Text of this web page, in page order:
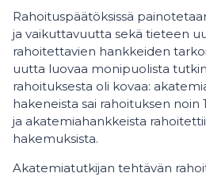
Rahoituspäätöksissä
ja vaikuttavuutta sekä tieteen
rahoitettavien hankkeiden
uutta luovaa monipuolista
rahoituksesta oli kovaa:
hakeneista sai rahoituksen noin
ja akatemiahankkeista
hakemuksista.
Akatemiatutkijan tehtävän